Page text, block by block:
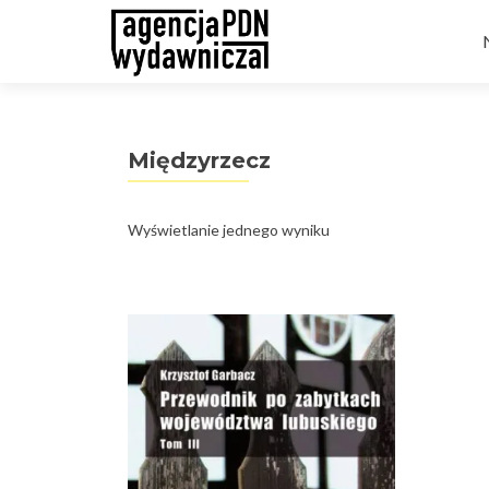
Międzyrzecz
Wyświetlanie jednego wyniku